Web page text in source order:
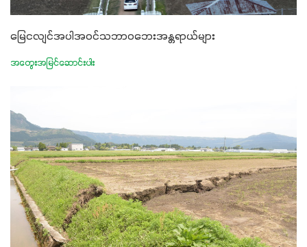
မြေငလျင်အပါအဝင်သဘာဝဘေးအန္တရာယ်များ
အတွေးအမြင်ဆောင်းပါး